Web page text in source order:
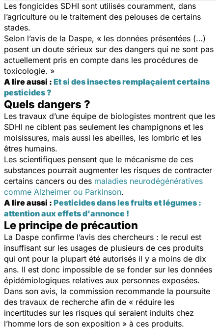
Les fongicides SDHI sont utilisés couramment, dans
l’agriculture ou le traitement des pelouses de certains
stades.
Selon l’avis de la Daspe, « les données présentées (…)
posent un doute sérieux sur des dangers qui ne sont pas
actuellement pris en compte dans les procédures de
toxicologie. »
A lire aussi : Et si des insectes remplaçaient certains
pesticides ?
Quels dangers ?
Les travaux d’une équipe de biologistes montrent que les
SDHI ne ciblent pas seulement les champignons et les
moisissures, mais aussi les abeilles, les lombric et les
êtres humains.
Les scientifiques pensent que le mécanisme de ces
substances pourrait augmenter les risques de contracter
certains cancers ou des maladies neurodégénératives
comme Alzheimer ou Parkinson.
A lire aussi : Pesticides dans les fruits et légumes :
attention aux effets d'annonce !
Le principe de précaution
La Daspe confirme l’avis des chercheurs : le recul est
insuffisant sur les usages de plusieurs de ces produits
qui ont pour la plupart été autorisés il y a moins de dix
ans. Il est donc impossible de se fonder sur les données
épidémiologiques relatives aux personnes exposées.
Dans son avis, la commission recommande la poursuite
des travaux de recherche afin de « réduire les
incertitudes sur les risques qui seraient induits chez
l’homme lors de son exposition » à ces produits.